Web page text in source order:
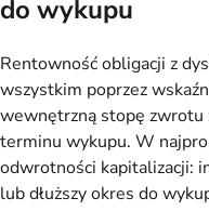
do wykupu
Rentowność obligacji z
wszystkim poprzez
wewnętrzną stopę zwrotu
terminu wykupu. W
odwrotności kapitalizacji:
lub dłuższy okres do